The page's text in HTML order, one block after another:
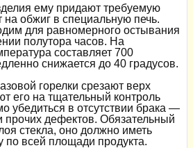
ему придают требуемую
обжиг в специальную печь.
для равномерного остывания
полутора часов. На
составляет 700
снижается до 40 градусов.
горелки срезают верх
его на тщательный контроль
убедиться в отсутствии брака —
прочих дефектов. Обязательный
стекла, оно должно иметь
по всей площади продукта.